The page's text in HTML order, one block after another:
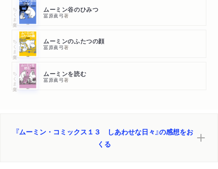
ちくま文庫 ムーミン谷のひみつ
冨原眞弓著
ちくま文庫 ムーミンのふたつの顔
冨原眞弓著
ちくま文庫 ムーミンを読む
冨原眞弓著
『ムーミン・コミックス１３ しあわせな日々』の感想をお
くる